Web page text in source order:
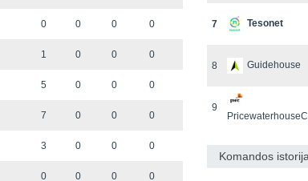
0 0 0 0
1 0 0 0
5 0 0 0
7 0 0 0
3 0 0 0
0 0 0 0
7 Tesonet
8 Guidehouse
9
Komandos istorija